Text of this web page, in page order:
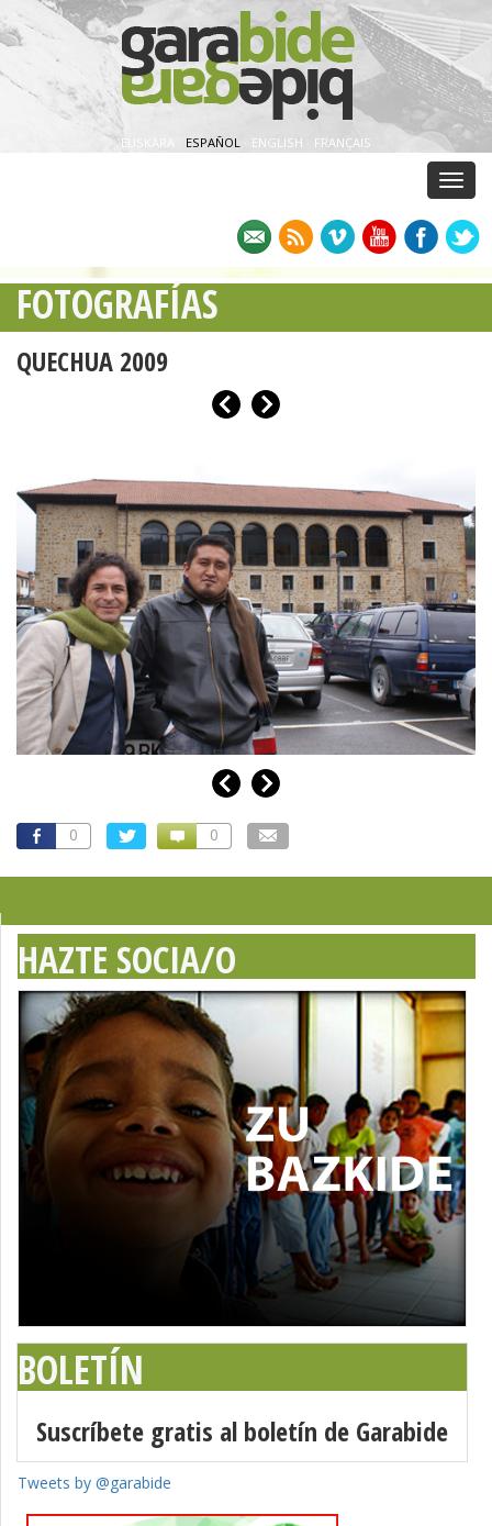
EUSKARA ESPAÑOL · ENGLISH · FRANÇAIS
FOTOGRAFÍAS
QUECHUA 2009
0 0
HAZTE SOCIA/O
BOLETÍN
Suscríbete gratis al boletín de Garabide
Tweets by @garabide